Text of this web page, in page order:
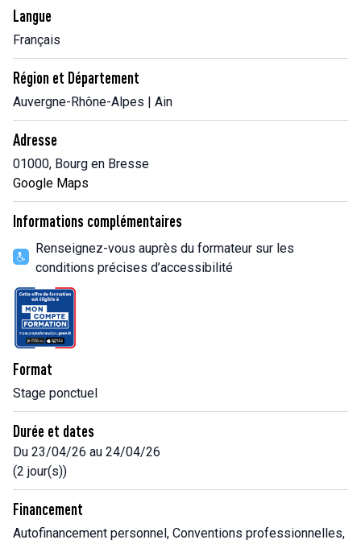
Langue
Français
Région et Département
Auvergne-Rhône-Alpes | Ain
Adresse
01000, Bourg en Bresse
Google Maps
Informations complémentaires
Renseignez-vous auprès du formateur sur les
conditions précises d’accessibilité
Format
Stage ponctuel
Durée et dates
Du 23/04/26 au 24/04/26
(2 jour(s))
Financement
Autofinancement personnel, Conventions professionnelles,